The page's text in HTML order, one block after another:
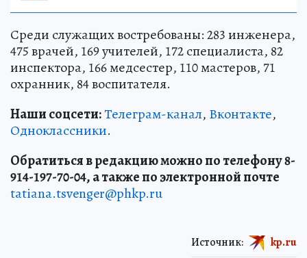
Среди служащих востребованы: 283 инженера,
475 врачей, 169 учителей, 172 специалиста, 82
инспектора, 166 медсестер, 110 мастеров, 71
охранник, 84 воспитателя.
Наши соцсети:Телеграм-канал, Вконтакте,
Одноклассники.
Обратиться в редакцию можно по телефону 8-
914-197-70-04, а также по электронной почте
tatiana.tsvenger@phkp.ru
Источник: kp.ru